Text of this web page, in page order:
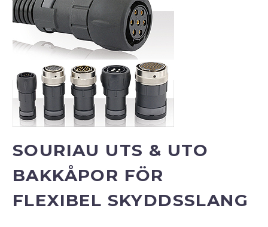
SOURIAU UTS & UTO
BAKKÅPOR FÖR
FLEXIBEL SKYDDSSLANG